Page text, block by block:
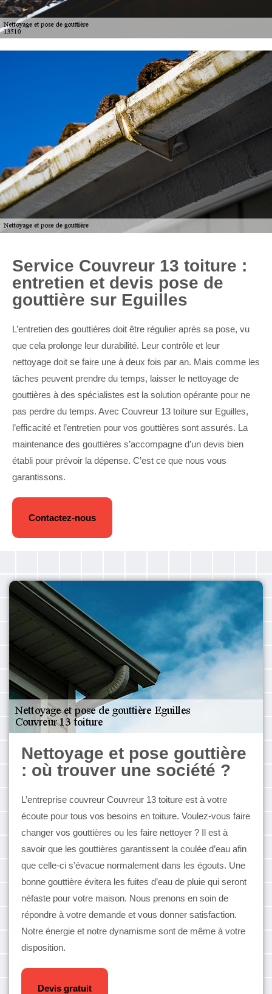
Service Couvreur 13 toiture :
entretien et devis pose de
gouttière sur Eguilles
L’entretien des gouttières doit être régulier après sa pose, vu
que cela prolonge leur durabilité. Leur contrôle et leur
nettoyage doit se faire une à deux fois par an. Mais comme les
tâches peuvent prendre du temps, laisser le nettoyage de
gouttières à des spécialistes est la solution opérante pour ne
pas perdre du temps. Avec Couvreur 13 toiture sur Eguilles,
l’efficacité et l’entretien pour vos gouttières sont assurés. La
maintenance des gouttières s’accompagne d’un devis bien
établi pour prévoir la dépense. C’est ce que nous vous
garantissons.
Contactez-nous
Nettoyage et pose gouttière
: où trouver une société ?
L’entreprise couvreur Couvreur 13 toiture est à votre
écoute pour tous vos besoins en toiture. Voulez-vous faire
changer vos gouttières ou les faire nettoyer ? Il est à
savoir que les gouttières garantissent la coulée d’eau afin
que celle-ci s’évacue normalement dans les égouts. Une
bonne gouttière évitera les fuites d’eau de pluie qui seront
néfaste pour votre maison. Nous prenons en soin de
répondre à votre demande et vous donner satisfaction.
Notre énergie et notre dynamisme sont de même à votre
disposition.
Devis gratuit